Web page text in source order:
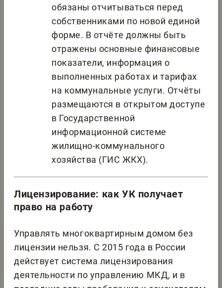
обязаны отчитываться перед
собственниками по новой единой
форме. В отчёте должны быть
отражены основные финансовые
показатели, информация о
выполненных работах и тарифах
на коммунальные услуги. Отчёты
размещаются в открытом доступе
в Государственной
информационной системе
жилищно-коммунального
хозяйства (ГИС ЖКХ).
Лицензирование: как УК получает
право на работу
Управлять многоквартирным домом без
лицензии нельзя. С 2015 года в России
действует система лицензирования
деятельности по управлению МКД, и в